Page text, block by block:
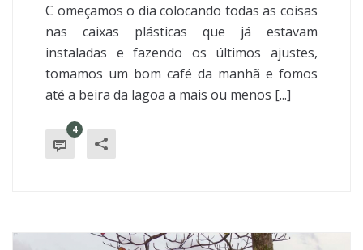
C omeçamos o dia colocando todas as coisas
nas caixas plásticas que já estavam
instaladas e fazendo os últimos ajustes,
tomamos um bom café da manhã e fomos
até a beira da lagoa a mais ou menos [...]
4